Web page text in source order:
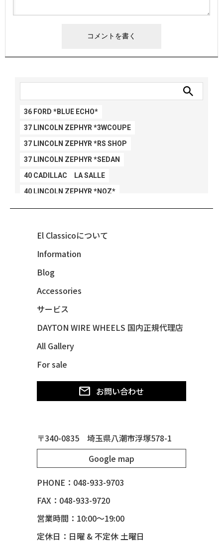
36 FORD *BLUE ECHO*
37 LINCOLN ZEPHYR *3WCOUPE
37 LINCOLN ZEPHYR *RS SHOP
37 LINCOLN ZEPHYR *SEDAN
40 CADILLAC LA SALLE
40 LINCOLN ZEPHYR *NOZ*
40 LINCOLN ZEPHYR *V12*
47 CHEVY FLEETMASTER CONV
48 CHEVY 3100 *Q-CHINCO
48 CHEVY FLEET AEROSEDAN
48 CHEVY FLEETMASTER CONV
49 MERCURY *MERC9*
50 CHEVY STYLE-LINE*BUBBLES
50 CHEVY SUBURBAN
51 MERCURY *ART MORRISON
53 CHEVY BEL-AIR
55 BUICK ROADMASTER
El Classicoについて
Information
Blog
Accessories
サービス
DAYTON WIRE WHEELS 国内正規代理店
All Gallery
For sale
お問い合わせ
〒340-0835 埼玉県八潮市浮塚578-1
Google map
PHONE：048-933-9703
FAX：048-933-9720
営業時間：10:00～19:00
定休日：日曜 & 不定休 土曜日